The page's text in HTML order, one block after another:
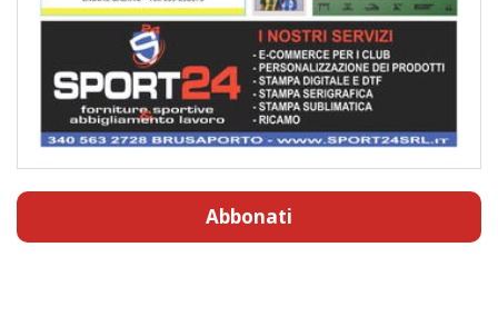
Abbonati